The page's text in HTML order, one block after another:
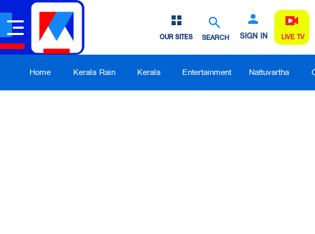
SEARCH SIGN IN
OUR SITES LIVE TV
Home Kerala Rain Kerala Entertainment Nattuvartha